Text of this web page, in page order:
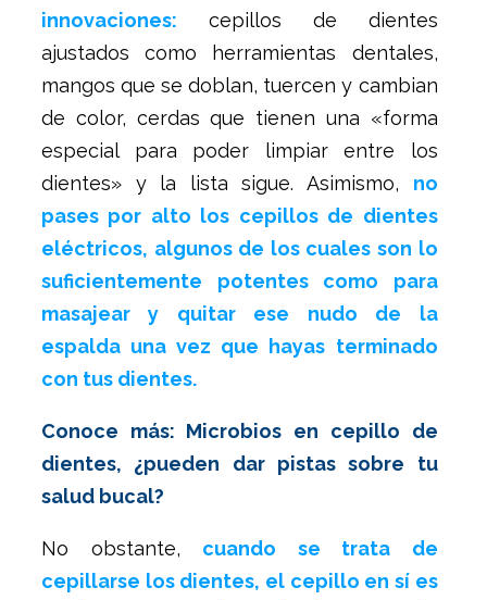
innovaciones: cepillos de dientes
ajustados como herramientas dentales,
mangos que se doblan, tuercen y cambian
de color, cerdas que tienen una «forma
especial para poder limpiar entre los
dientes» y la lista sigue. Asimismo, no
pases por alto los cepillos de dientes
eléctricos, algunos de los cuales son lo
suficientemente potentes como para
masajear y quitar ese nudo de la
espalda una vez que hayas terminado
con tus dientes.
Conoce más: Microbios en cepillo de
dientes, ¿pueden dar pistas sobre tu
salud bucal?
No obstante, cuando se trata de
cepillarse los dientes, el cepillo en sí es